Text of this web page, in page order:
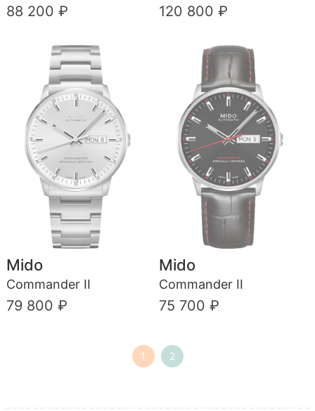
88 200 ₽ 120 800 ₽
Mido
Commander II
79 800 ₽
Mido
Commander II
75 700 ₽
1 2